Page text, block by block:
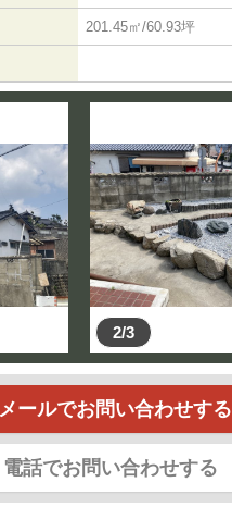
201.45㎡/60.93坪
2/3
メールでお問い合わせする
電話でお問い合わせする